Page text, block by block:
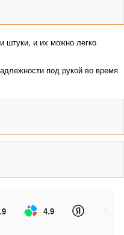
штуки, и их можно легко
под рукой во время
4.9